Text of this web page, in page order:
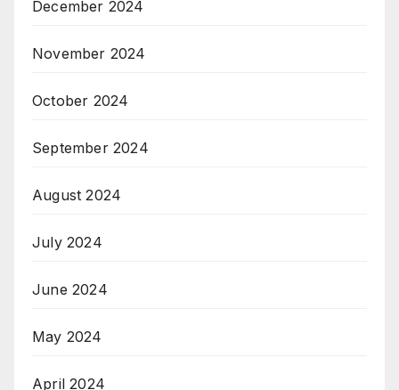
December 2024
November 2024
October 2024
September 2024
August 2024
July 2024
June 2024
May 2024
April 2024